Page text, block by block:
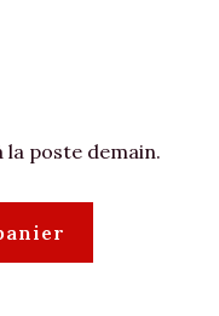
la poste demain.